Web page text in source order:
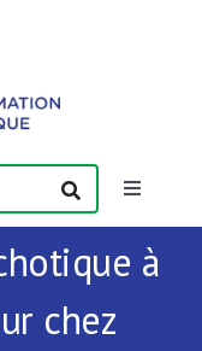
Toggle
à
chez